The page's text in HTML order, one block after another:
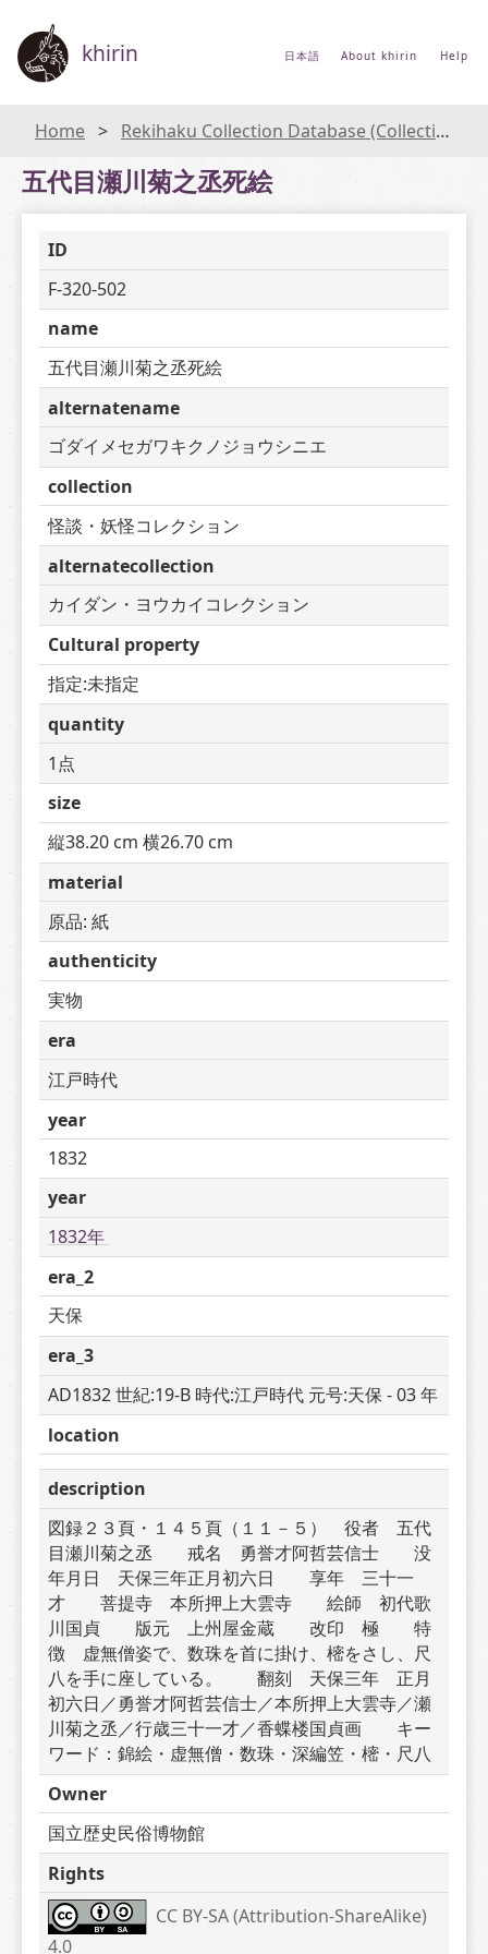
khirin 日本語 About khirin Help
Home Rekihaku Collection Database (Collections Database of the National Museum of Japanese History)
五代目瀬川菊之丞死絵
ID
F-320-502
name
五代目瀬川菊之丞死絵
alternatename
ゴダイメセガワキクノジョウシニエ
collection
怪談・妖怪コレクション
alternatecollection
カイダン・ヨウカイコレクション
Cultural property
指定:未指定
quantity
1点
size
縦38.20 cm 横26.70 cm
material
原品: 紙
authenticity
実物
era
江戸時代
year
1832
year
1832年
era_2
天保
era_3
AD1832 世紀:19-B 時代:江戸時代 元号:天保 - 03 年
location
description
図録２３頁・１４５頁（１１－５）　役者　五代
目瀬川菊之丞　　戒名　勇誉才阿哲芸信士　　没
年月日　天保三年正月初六日　　享年　三十一
才　　菩提寺　本所押上大雲寺　　絵師　初代歌
川国貞　　版元　上州屋金蔵　　改印　極　　特
徴　虚無僧姿で、数珠を首に掛け、樒をさし、尺
八を手に座している。　　翻刻　天保三年　正月
初六日／勇誉才阿哲芸信士／本所押上大雲寺／瀬
川菊之丞／行歳三十一才／香蝶楼国貞画　　キー
ワード：錦絵・虚無僧・数珠・深編笠・樒・尺八
Owner
国立歴史民俗博物館
Rights
CC BY-SA (Attribution-ShareAlike)
4.0